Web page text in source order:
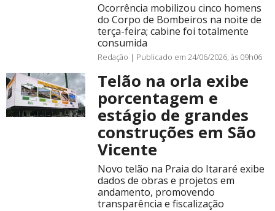
Ocorrência mobilizou cinco homens
do Corpo de Bombeiros na noite de
terça-feira; cabine foi totalmente
consumida
Redação | Publicado em 24/06/2026, às 09h06
Telão na orla exibe
porcentagem e
estágio de grandes
construções em São
Vicente
Novo telão na Praia do Itararé exibe
dados de obras e projetos em
andamento, promovendo
transparência e fiscalização